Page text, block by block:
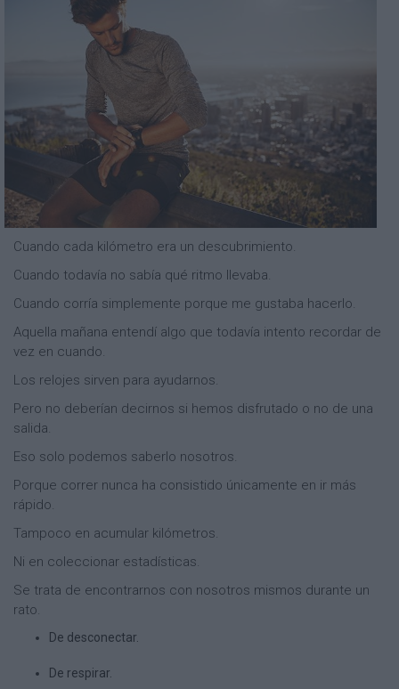
Cuando cada kilómetro era un descubrimiento.
Cuando todavía no sabía qué ritmo llevaba.
Cuando corría simplemente porque me gustaba hacerlo.
Aquella mañana entendí algo que todavía intento recordar de
vez en cuando.
Los relojes sirven para ayudarnos.
Pero no deberían decirnos si hemos disfrutado o no de una
salida.
Eso solo podemos saberlo nosotros.
Porque correr nunca ha consistido únicamente en ir más
rápido.
Tampoco en acumular kilómetros.
Ni en coleccionar estadísticas.
Se trata de encontrarnos con nosotros mismos durante un
rato.
De desconectar.
De respirar.